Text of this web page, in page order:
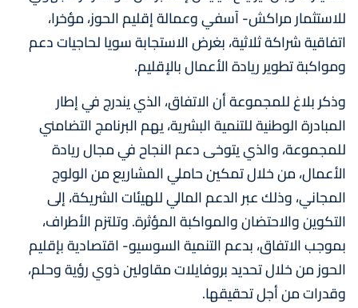
للاستثمار مراكش- آسفي وعمالة إقليم الحوز، مؤخرا،
اتفاقية شراكة ثلاثية، بغرض الاستجابة سويا لحاجيات دعم
ومواكبة تطوير ريادة الأعمال بالإقليم.
وذكر بلاغ للمجموعة أن الاتفاق، الذي يندرج في إطار
المبادرة الوطنية للتنمية البشرية، يهم البرنامج التضامني
للمجموعة، والذي يتوخى دعم النجاح في مجال ريادة
الأعمال، من خلال تمكين حاملي المشاريع من الولوج
المجاني، وذلك عبر الدعم المالي للهيئات الشريكة، إلى
التكوين والاحتضان والمواكبة المؤثرة. وتلتزم الأطراف،
بموجب الاتفاق، بدعم التنمية السوسيو- اقتصادية بإقليم
الحوز من خلال تحديد بروفايلات مقاولين ذوي رؤية وحلم،
وقدرات من أجل تحقيقها.